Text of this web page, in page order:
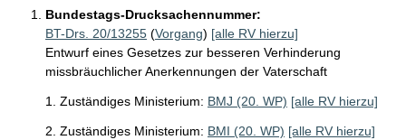
Bundestags-Drucksachennummer:
BT-Drs. 20/13255 (Vorgang) [alle RV hierzu]
Entwurf eines Gesetzes zur besseren Verhinderung
missbräuchlicher Anerkennungen der Vaterschaft
1. Zuständiges Ministerium: BMJ (20. WP) [alle RV hierzu]
2. Zuständiges Ministerium: BMI (20. WP) [alle RV hierzu]